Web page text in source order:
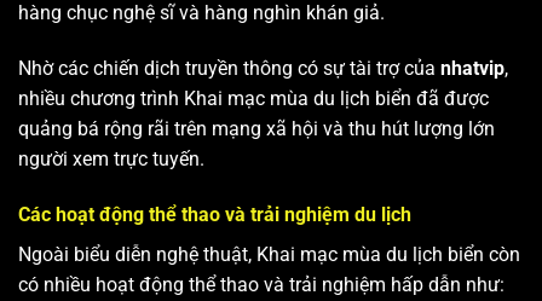
hàng chục nghệ sĩ và hàng nghìn khán giả.
Nhờ các chiến dịch truyền thông có sự tài trợ của nhatvip,
nhiều chương trình Khai mạc mùa du lịch biển đã được
quảng bá rộng rãi trên mạng xã hội và thu hút lượng lớn
người xem trực tuyến.
Các hoạt động thể thao và trải nghiệm du lịch
Ngoài biểu diễn nghệ thuật, Khai mạc mùa du lịch biển còn
có nhiều hoạt động thể thao và trải nghiệm hấp dẫn như: